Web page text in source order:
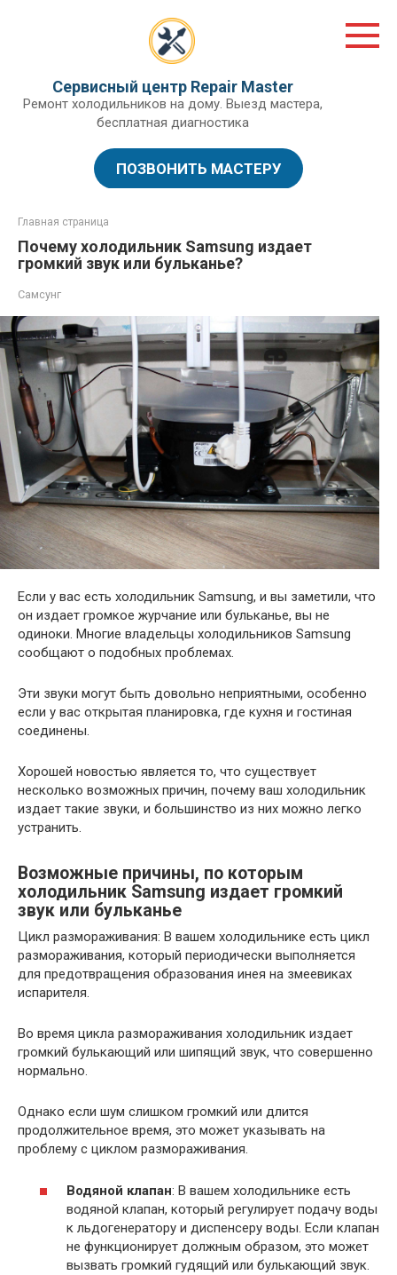
Сервисный центр Repair Master
Ремонт холодильников на дому. Выезд мастера,
бесплатная диагностика
ПОЗВОНИТЬ МАСТЕРУ
Главная страница
Почему холодильник Samsung издает
громкий звук или бульканье?
Самсунг
Если у вас есть холодильник Samsung, и вы заметили, что
он издает громкое журчание или бульканье, вы не
одиноки. Многие владельцы холодильников Samsung
сообщают о подобных проблемах.
Эти звуки могут быть довольно неприятными, особенно
если у вас открытая планировка, где кухня и гостиная
соединены.
Хорошей новостью является то, что существует
несколько возможных причин, почему ваш холодильник
издает такие звуки, и большинство из них можно легко
устранить.
Возможные причины, по которым
холодильник Samsung издает громкий
звук или бульканье
Цикл размораживания: В вашем холодильнике есть цикл
размораживания, который периодически выполняется
для предотвращения образования инея на змеевиках
испарителя.
Во время цикла размораживания холодильник издает
громкий булькающий или шипящий звук, что совершенно
нормально.
Однако если шум слишком громкий или длится
продолжительное время, это может указывать на
проблему с циклом размораживания.
Водяной клапан: В вашем холодильнике есть
водяной клапан, который регулирует подачу воды
к льдогенератору и диспенсеру воды. Если клапан
не функционирует должным образом, это может
вызвать громкий гудящий или булькающий звук.